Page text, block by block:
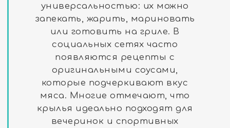
универсальностью: их можно
запекать, жарить, мариновать
или готовить на гриле. В
социальных сетях часто
появляются рецепты с
оригинальными соусами,
которые подчеркивают вкус
мяса. Многие отмечают, что
крылья идеально подходят для
вечеринок и спортивных